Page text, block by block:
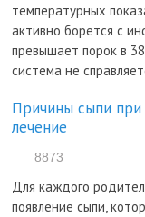
температурных
активно борется с
превышает порок в
система не
Причины сыпи при
лечение
8873
Для каждого
появление сыпи,